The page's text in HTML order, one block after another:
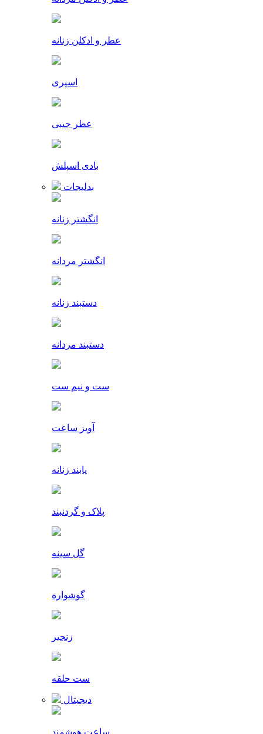
عطر و ادکلن زنانه
اسپری
عطر جیبی
بادی اسپلش
بدلیجات
انگشتر زنانه
انگشتر مردانه
دستبند زنانه
دستبند مردانه
ست و نیم ست
آویز ساعت
پابند زنانه
پلاک و گردنبند
گل سینه
گوشواره
زنجیر
ست حلقه
دیجیتال
ساعت هوشمند